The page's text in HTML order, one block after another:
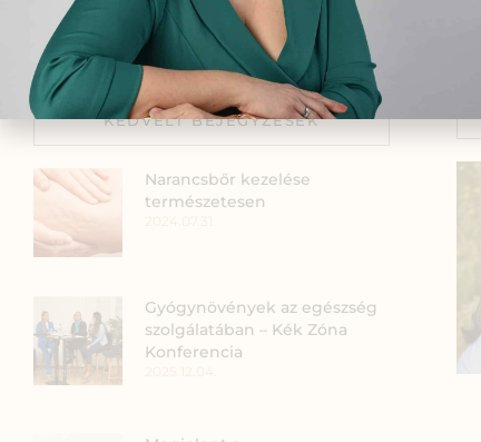
Rengeteg vizsgálat, a hónapokon át
KEDVELT BEJEGYZÉSEK
Narancsbőr kezelése
természetesen
Gyógynövények az egészség
szolgálatában – Kék Zóna
Konferencia